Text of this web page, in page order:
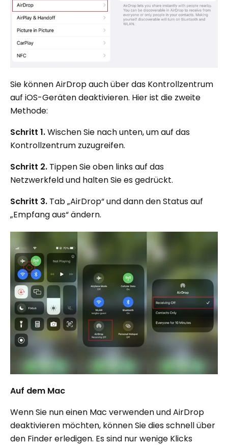
Sie können AirDrop auch über das Kontrollzentrum
auf iOS-Geräten deaktivieren. Hier ist die zweite
Methode:
Schritt 1.Wischen Sie nach unten, um auf das
Kontrollzentrum zuzugreifen.
Schritt 2. Tippen Sie oben links auf das
Netzwerkfeld und halten Sie es gedrückt.
Schritt 3. Tab „AirDrop“ und dann den Status auf
„Empfang aus“ ändern.
Auf dem Mac
Wenn Sie nun einen Mac verwenden und AirDrop
deaktivieren möchten, können Sie dies schnell über
den Finder erledigen. Es sind nur wenige Klicks